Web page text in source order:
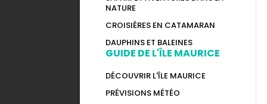
NATURE
CROISIÈRES EN CATAMARAN
DAUPHINS ET BALEINES
GUIDE DE L'ÎLE MAURICE
DÉCOUVRIR L'ÎLE MAURICE
PRÉVISIONS MÉTÉO